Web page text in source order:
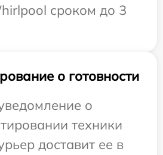
сроком до 3
о готовности
о
техники
доставит ее в